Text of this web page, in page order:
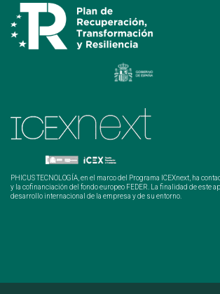
PHICUS TECNOLOGÍA, en el marco del Programa ICEXnext, ha
y la cofinanciación del fondo europeo FEDER. La finalidad de este
desarrollo internacional de la empresa y de su entorno.